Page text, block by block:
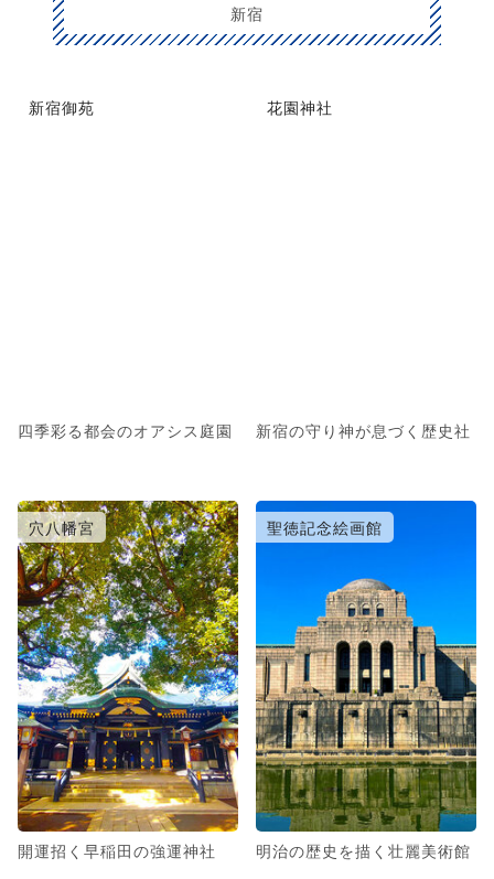
新宿
新宿御苑
四季彩る都会のオアシス庭園
花園神社
新宿の守り神が息づく歴史社
穴八幡宮
開運招く早稲田の強運神社
聖徳記念絵画館
明治の歴史を描く壮麗美術館